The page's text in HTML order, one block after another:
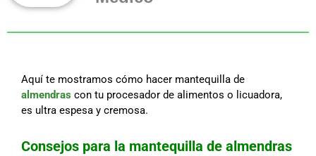
Aquí te mostramos cómo hacer mantequilla de
almendras con tu procesador de alimentos o licuadora,
es ultra espesa y cremosa.
Consejos para la mantequilla de almendras